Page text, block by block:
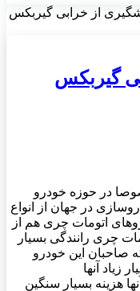
از خرابی گیربکس
گیربکس
در حوزه خودرو
در جهان از انواع
اتومات چری هم از
چری رانندگی بسیار
صاحبان این خودرو
زیاد آنها
هزینه بسیار سنگین